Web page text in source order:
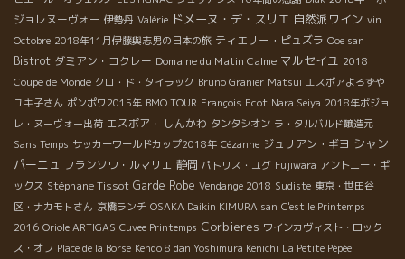
ジョレヌーヴォー 伊勢丹 Valérie ドメーヌ・デ・スリエ 自然派ワイン vin
Octobre 2018年11月伊藤與志男の日本の旅 ティエリー・ピュズラ Ooe san
Bistrot ダミアン・コクレー Domaine du Matin Calme マルセイユ 2018
Coupe de Monde クロ・ド・タイラック Bruno Granier Matsui エスポアよろずや
ユキ子さん ポンポワ2015年 BMO TOUR François Ecot Nara Seiya 2018年ボジョ
レ・ヌーヴォー出荷 エスポア・ しんかわ タンタシオン ラ・タルバルド醸造元
Sans Temps サッカーワールドカップ2018年 Cézanne ジュリアン・ギヨ シャン
パーニュ フランソワ・ルマリエ 静岡 パトリス・ユグ Fujiwara アントニー・ギ
ックス Stéphane Tissot Garde Robe Vendange 2018 Sudiste 東京・世田谷
区・ナカモトさん 京橋ランチ OSAKA Daikin KIMURA san C'est le Printemps
2016 Oriole ARTIGAS Cuvee Printemps Corbieres ワインカヴィスト・ロック
ス・オフ Place de la Borse Kendo 8 dan Yoshimura Kenichi La Petite Pépée